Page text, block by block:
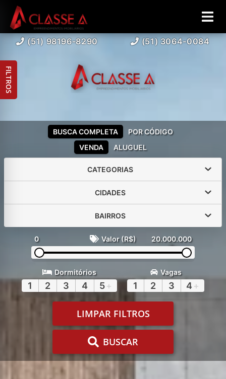
(51) 98196-8290 (51) 3064-0084
VENDA ALUGUEL
BUSCA COMPLETA POR CÓDIGO
CATEGORIAS
CIDADES
BAIRROS
0 Valor (R$) 20.000.000
Dormitórios
1 2 3 4 5+
Vagas
1 2 3 4 +
LIMPAR FILTROS
BUSCAR
FILTROS